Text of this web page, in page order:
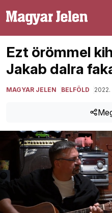
Ezt örömmel
Jakab dalra
MAGYAR JELEN BELFÖLD 2022.